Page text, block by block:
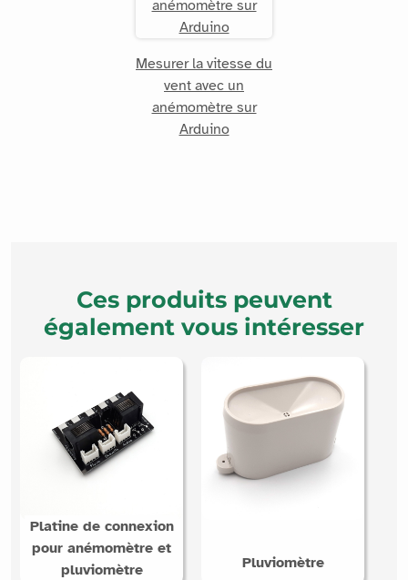
Mesurer la vitesse du
vent avec un
anémomètre sur
Arduino
Ces produits peuvent
également vous intéresser
Platine de connexion
pour anémomètre et
pluviomètre
Pluviomètre